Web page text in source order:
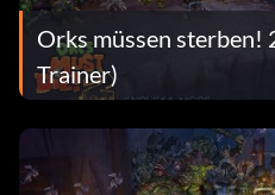
Orks müssen sterben!
Trainer)